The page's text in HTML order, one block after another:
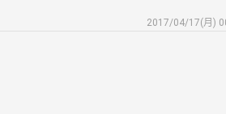
2017/04/17(月)